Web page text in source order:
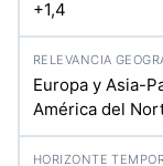
+1,4
Europa y Asia-
América del